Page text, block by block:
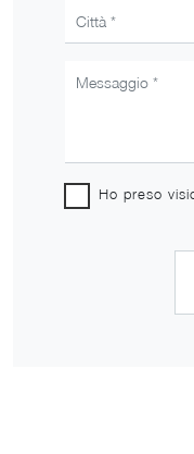
Ho preso